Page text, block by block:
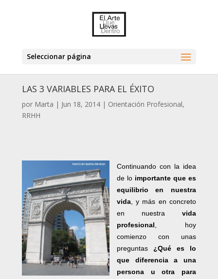
Seleccionar página
LAS 3 VARIABLES PARA EL ÉXITO
por Marta | Jun 18, 2014| Orientación Profesional,
RRHH
Continuando con la idea
de loimportante que es
equilibrio en nuestra
vida, y más en concreto
en nuestravida
profesional , hoy
comienzo con unas
preguntas ¿Qué es lo
que diferencia a una
persona u otra para